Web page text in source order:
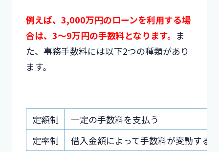
例えば、3,000万円のローンを利用する場
合は、3～9万円の手数料となります。 ま
た、事務手数料には以下2つの種類があり
ます。
定額制
一定の手数料を支払う
定率制
借入金額によって手数料が変動する